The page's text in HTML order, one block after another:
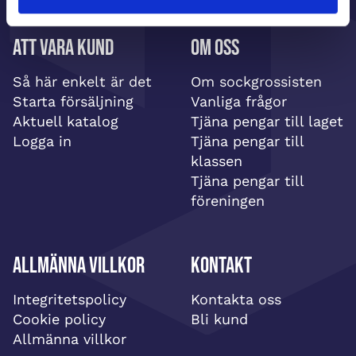
Att vara kund
Så här enkelt är det
Starta försäljning
Aktuell katalog
Logga in
Om oss
Om sockgrossisten
Vanliga frågor
Tjäna pengar till laget
Tjäna pengar till
klassen
Tjäna pengar till
föreningen
Allmänna villkor
Integritetspolicy
Cookie policy
Allmänna villkor
Kontakt
Kontakta oss
Bli kund